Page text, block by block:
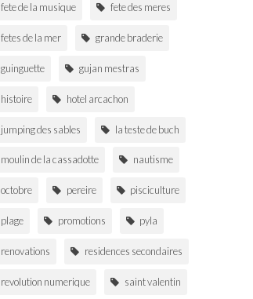
fete de la musique fete des meres
fetes de la mer grande braderie
guinguette gujan mestras
histoire hotel arcachon
jumping des sables la teste de buch
moulin de la cassadotte nautisme
octobre pereire pisciculture
plage promotions pyla
renovations residences secondaires
revolution numerique saint valentin